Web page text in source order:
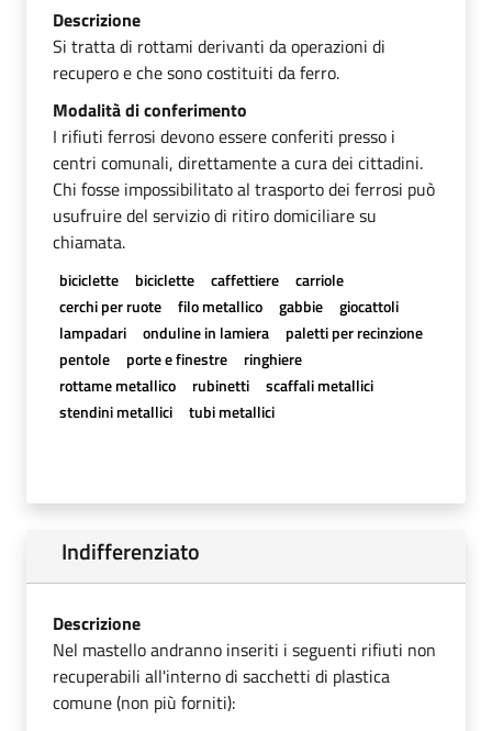
Descrizione
Si tratta di rottami derivanti da operazioni di
recupero e che sono costituiti da ferro.
Modalità di conferimento
I rifiuti ferrosi devono essere conferiti presso i
centri comunali, direttamente a cura dei cittadini.
Chi fosse impossibilitato al trasporto dei ferrosi può
usufruire del servizio di ritiro domiciliare su
chiamata.
biciclette biciclette caffettiere
carriole
cerchi per ruote
filo metallico gabbie
giocattoli
lampadari
onduline in lamiera
paletti per recinzione
pentole
porte e finestre
ringhiere
rottame metallico
rubinetti
scaffali metallici
stendini metallici
tubi metallici
Indifferenziato
Descrizione
Nel mastello andranno inseriti i seguenti rifiuti non
recuperabili all'interno di sacchetti di plastica
comune (non più forniti):